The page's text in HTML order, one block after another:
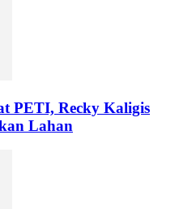
PETI, Recky Kaligis
Lahan